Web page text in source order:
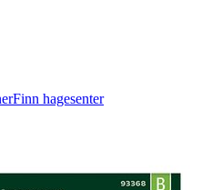
Finn hagesenter